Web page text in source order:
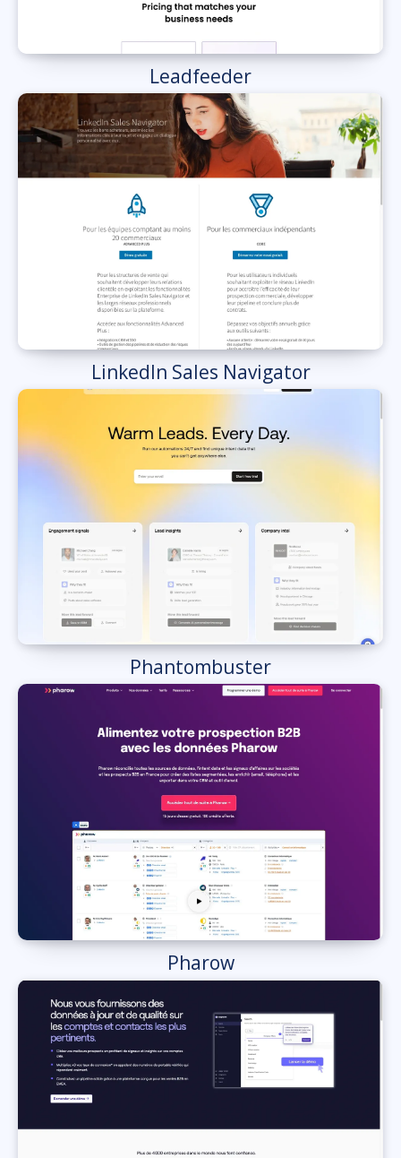
Leadfeeder
LinkedIn Sales Navigator
Phantombuster
Pharow